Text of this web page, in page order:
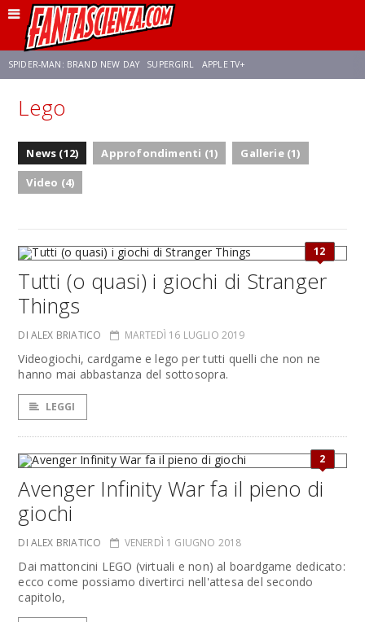
SPIDER-MAN: BRAND NEW DAY SUPERGIRL APPLE TV+
FRANCO RICCIARDIELLO
NETFLIX SADIE SINK
Lego
News (12) Approfondimenti (1)
Gallerie (1)
Video (4)
12
Tutti (o quasi) i giochi di Stranger
Things
DI ALEX BRIATICO MARTEDÌ 16 LUGLIO 2019
Videogiochi, cardgame e lego per tutti quelli che non ne
hanno mai abbastanza del sottosopra.
LEGGI
2
Avenger Infinity War fa il pieno di
giochi
DI ALEX BRIATICO VENERDÌ 1 GIUGNO 2018
Dai mattoncini LEGO (virtuali e non) al boardgame dedicato:
ecco come possiamo divertirci nell'attesa del secondo
capitolo,